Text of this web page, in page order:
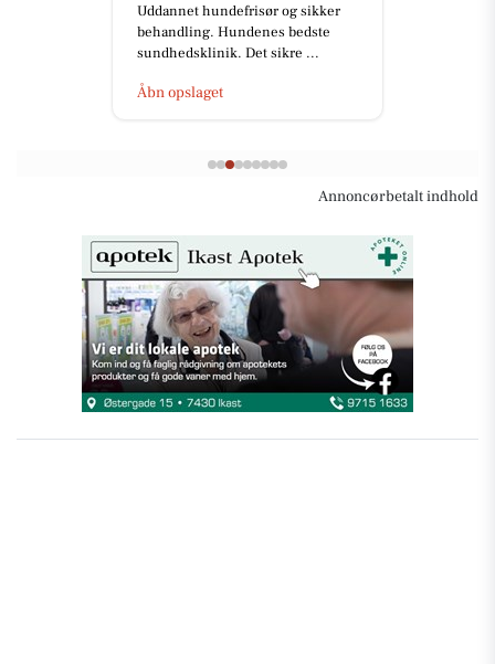
Uddannet hundefrisør og sikker
behandling. Hundenes bedste
sundhedsklinik. Det sikre ...
Åbn opslaget
Annoncørbetalt indhold